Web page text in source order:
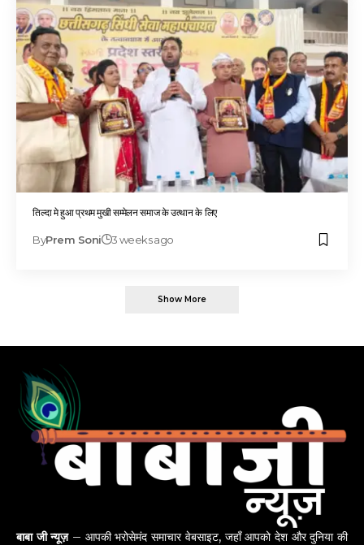
तिल्दा मे हुआ प्रथम मुखी सम्मेलन समाज के उत्थान के लिए
ByPrem Soni 3 weeks ago
Show More
बाबा जी न्यूज़– आपकी भरोसेमंद समाचार वेबसाइट, जहाँ आपको देश और दुनिया की